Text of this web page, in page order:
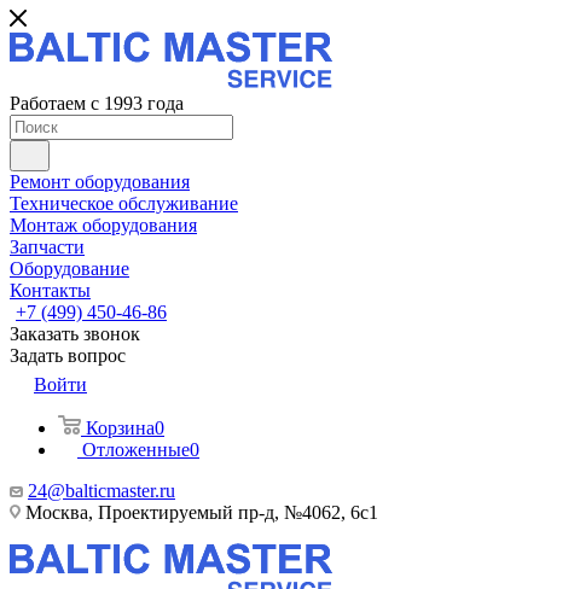
Работаем с 1993 года
Ремонт оборудования
Техническое обслуживание
Монтаж оборудования
Запчасти
Оборудование
Контакты
+7 (499) 450-46-86
Заказать звонок
Задать вопрос
Войти
Корзина0
Отложенные0
24@balticmaster.ru
Москва, Проектируемый пр-д, №4062, 6с1